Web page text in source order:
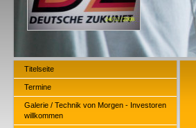
Titelseite
Termine
Galerie / Technik von Morgen - Investoren
willkommen